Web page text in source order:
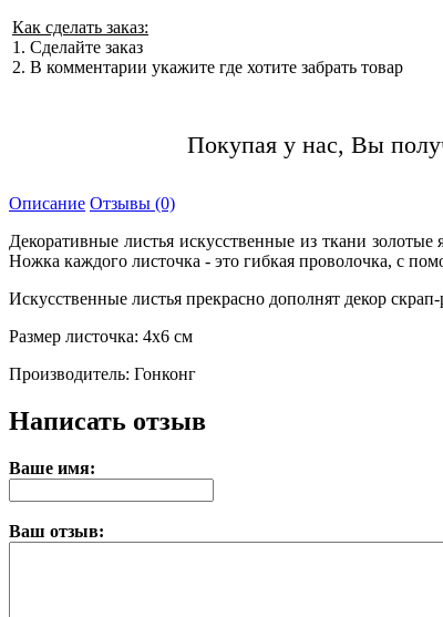
Как сделать заказ:
1. Сделайте заказ
2. В комментарии укажите где хотите забрать товар
Покупая у нас, Вы
Описание Отзывы (0)
Декоративные листья искусственные из ткани
Ножка каждого листочка - это гибкая проволочка, с
Искусственные листья прекрасно дополнят декор
Размер листочка: 4х6 см
Производитель: Гонконг
Написать отзыв
Ваше имя:
Ваш отзыв: